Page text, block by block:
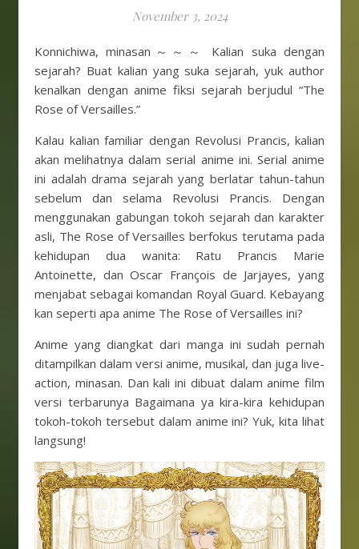
November 3, 2024
Konnichiwa, minasan～～～ Kalian suka dengan
sejarah? Buat kalian yang suka sejarah, yuk author
kenalkan dengan anime fiksi sejarah berjudul “The
Rose of Versailles.”
Kalau kalian familiar dengan Revolusi Prancis, kalian
akan melihatnya dalam serial anime ini. Serial anime
ini adalah drama sejarah yang berlatar tahun-tahun
sebelum dan selama Revolusi Prancis. Dengan
menggunakan gabungan tokoh sejarah dan karakter
asli, The Rose of Versailles berfokus terutama pada
kehidupan dua wanita: Ratu Prancis Marie
Antoinette, dan Oscar François de Jarjayes, yang
menjabat sebagai komandan Royal Guard. Kebayang
kan seperti apa anime The Rose of Versailles ini?
Anime yang diangkat dari manga ini sudah pernah
ditampilkan dalam versi anime, musikal, dan juga live-
action, minasan. Dan kali ini dibuat dalam anime film
versi terbarunya Bagaimana ya kira-kira kehidupan
tokoh-tokoh tersebut dalam anime ini? Yuk, kita lihat
langsung!